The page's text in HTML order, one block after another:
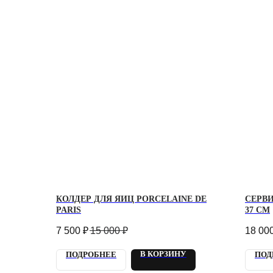
КОЛДЕР ДЛЯ ЯИЦ PORCELAINE DE
PARIS
7 500 ₽15 000 ₽
ПОДРОБНЕЕ В КОРЗИНУ
37 СМ
18